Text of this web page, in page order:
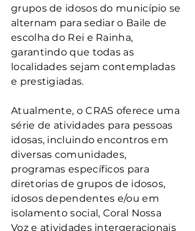
grupos de idosos do município se
alternam para sediar o Baile de
escolha do Rei e Rainha,
garantindo que todas as
localidades sejam contempladas
e prestigiadas.
Atualmente, o CRAS oferece uma
série de atividades para pessoas
idosas, incluindo encontros em
diversas comunidades,
programas específicos para
diretorias de grupos de idosos,
idosos dependentes e/ou em
isolamento social, Coral Nossa
Voz e atividades intergeracionais